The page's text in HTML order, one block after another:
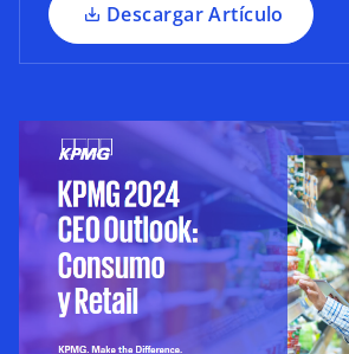
Descargar Artículo
e
s
a
n
u
e
a